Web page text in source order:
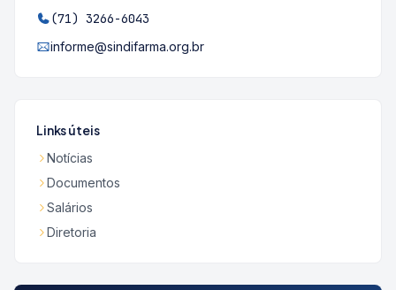
(71) 3266-6043
informe@sindifarma.org.br
Links úteis
Notícias
Documentos
Salários
Diretoria